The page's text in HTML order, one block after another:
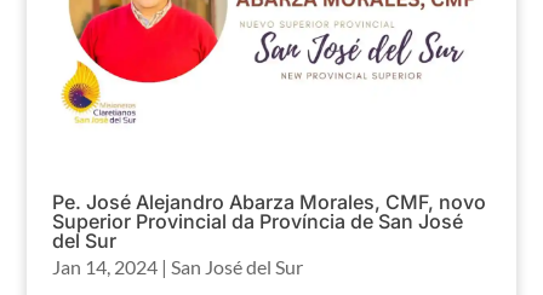
Pe. José Alejandro Abarza Morales, CMF, novo
Superior Provincial da Província de San José
del Sur
Jan 14, 2024| San José del Sur